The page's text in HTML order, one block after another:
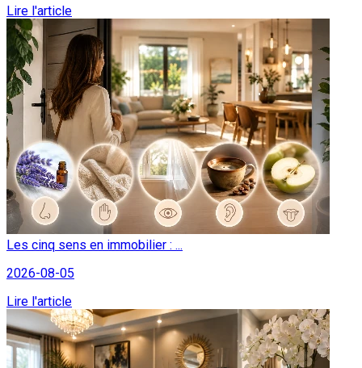
Lire l'article
Les cinq sens en immobilier : ...
2026-08-05
Lire l'article